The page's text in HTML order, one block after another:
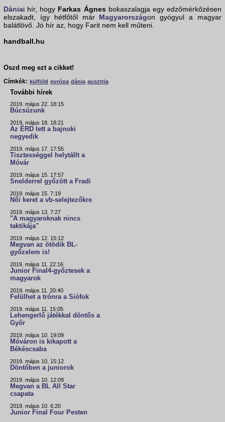
Dániai hír, hogy Farkas Ágnes bokaszalagja egy edzőmérkőzésen
elszakadt, így hétfőtől már Magyarországon gyógyul a magyar
balátlövő. Jó hír az, hogy Farit nem kell műteni.
handball.hu
Oszd meg ezt a cikket!
Címkék: külföld európa dánia ausztria
További hírek
2019. május 22. 18:15
Búcsúzunk
2019. május 18. 18:21
Az ÉRD lett a bajnoki
negyedik
2019. május 17. 17:55
Tisztességgel helytállt a
Móvár
2019. május 15. 17:57
Snelderrel győzött a Fradi
2019. május 15. 7:19
Női keret a vb-selejtezőkre
2019. május 13. 7:27
"A magyaroknak nincs
taktikája"
2019. május 12. 15:12
Megvan az ötödik BL-
győzelem is!
2019. május 11. 22:16
Junior Final4-győztesek a
magyarok
2019. május 11. 20:40
Felülhet a trónra a Siófok
2019. május 11. 15:05
Lehengerlő játékkal döntős a
Győr
2019. május 10. 19:09
Móváron is kikapott a
Békéscsaba
2019. május 10. 15:12
Döntőben a juniorok
2019. május 10. 12:09
Megvan a BL All Star
csapata
2019. május 10. 6:20
Junior Final Four Pesten